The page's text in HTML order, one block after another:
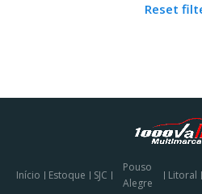
Reset
Início Estoque SJC
Pouso
Alegre
Litoral